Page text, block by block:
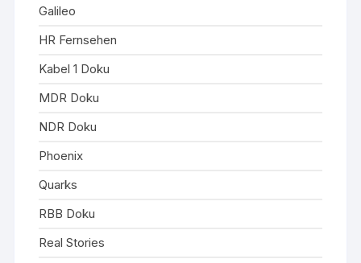
Galileo
HR Fernsehen
Kabel 1 Doku
MDR Doku
NDR Doku
Phoenix
Quarks
RBB Doku
Real Stories